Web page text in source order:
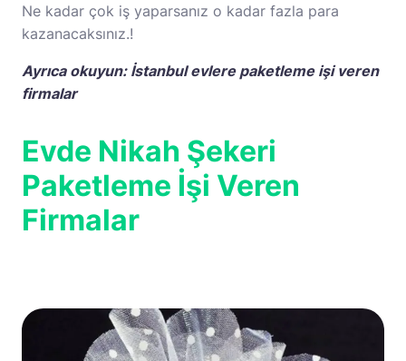
Ne kadar çok iş yaparsanız o kadar fazla para
kazanacaksınız.!
Ayrıca okuyun: İstanbul evlere paketleme işi veren
firmalar
Evde Nikah Şekeri
Paketleme İşi Veren
Firmalar